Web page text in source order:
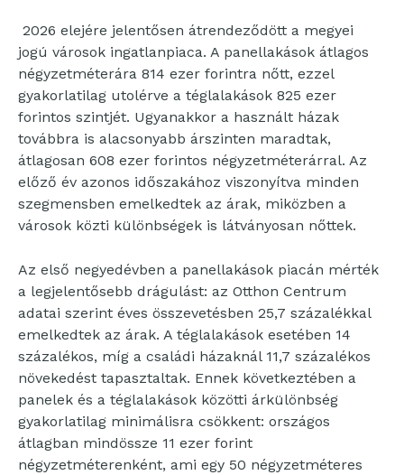
2026 elejére jelentősen átrendeződött a megyei
jogú városok ingatlanpiaca. A panellakások átlagos
négyzetméterára 814 ezer forintra nőtt, ezzel
gyakorlatilag utolérve a téglalakások 825 ezer
forintos szintjét. Ugyanakkor a használt házak
továbbra is alacsonyabb árszinten maradtak,
átlagosan 608 ezer forintos négyzetméterárral. Az
előző év azonos időszakához viszonyítva minden
szegmensben emelkedtek az árak, miközben a
városok közti különbségek is látványosan nőttek.
Az első negyedévben a panellakások piacán mérték
a legjelentősebb drágulást: az Otthon Centrum
adatai szerint éves összevetésben 25,7 százalékkal
emelkedtek az árak. A téglalakások esetében 14
százalékos, míg a családi házaknál 11,7 százalékos
növekedést tapasztaltak. Ennek következtében a
panelek és a téglalakások közötti árkülönbség
gyakorlatilag minimálisra csökkent: országos
átlagban mindössze 11 ezer forint
négyzetméterenként, ami egy 50 négyzetméteres